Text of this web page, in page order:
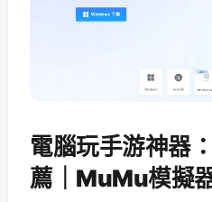
電腦玩手游神器
薦｜MuMu模擬